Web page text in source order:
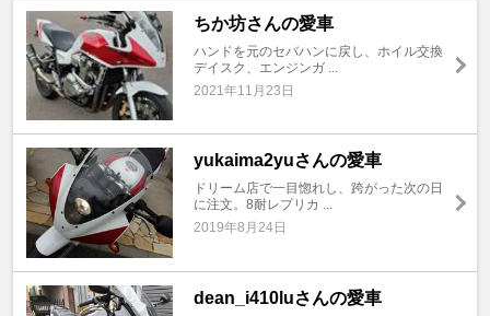
ちか坊さんの愛車
ハンドを元のセバハンに戻し、ホイル交換
デイスク、エンジンガ ...
2021年11月23日
yukaima2yuさんの愛車
ドリーム店で一目惚れし、跨がった次の日
に注文。8耐レプリカ ...
2019年8月24日
dean_i410luさんの愛車